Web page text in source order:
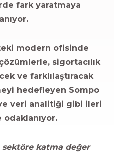
fark yaratmaya
modern ofisinde
sigortacılık
ve farklılaştıracak
hedefleyen Sompo
veri analitiği gibi ileri
sektöre katma değer